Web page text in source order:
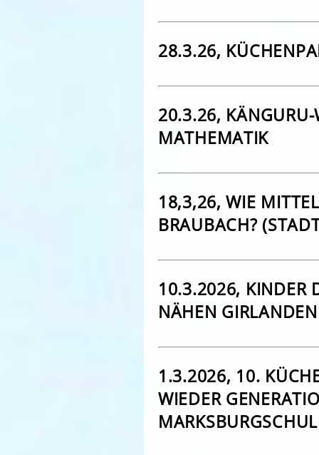
28.3.26,
20.3.26, KÄNGURU-
MATHEMATIK
18,3,26, WIE
BRAUBACH?
10.3.2026, KINDER
NÄHEN GIRLANDEN
1.3.2026, 10.
WIEDER